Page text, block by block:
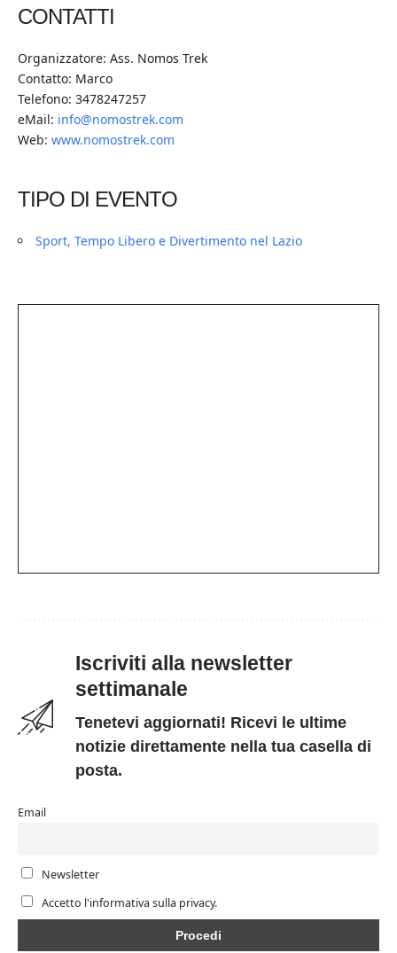
CONTATTI
Organizzatore: Ass. Nomos Trek
Contatto: Marco
Telefono: 3478247257
eMail: info@nomostrek.com
Web: www.nomostrek.com
TIPO DI EVENTO
Sport, Tempo Libero e Divertimento nel Lazio
Iscriviti alla newsletter
settimanale
Tenetevi aggiornati! Ricevi le ultime
notizie direttamente nella tua casella di
posta.
Email
Newsletter
Accetto l'informativa sulla privacy.